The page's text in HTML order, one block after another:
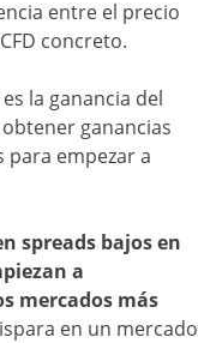
entre el precio
concreto.
la ganancia del
ganancias
empezar a
spreads bajos en
a
mercados más
en un mercado